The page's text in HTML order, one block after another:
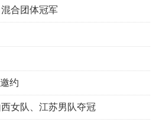
合团体冠军
约
女队、江苏男队夺冠